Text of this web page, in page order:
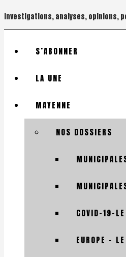
Investigations, analyses, opinions,
S’ABONNER
LA UNE
MAYENNE
NOS DOSSIERS
COVID-19-
EUROPE –